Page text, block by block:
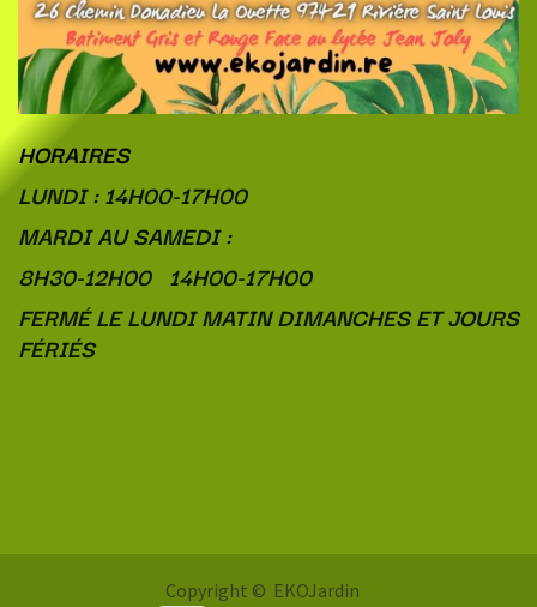
HORAIRES
LUNDI : 14H00-17H00
MARDI AU SAMEDI :
8H30-12H00 14H00-17H00
FERMÉ LE LUNDI MATIN DIMANCHES ET JOURS
FÉRIÉS
Copyright © EKOJardin